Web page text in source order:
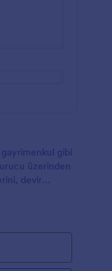
gibi
üzerinden
devir